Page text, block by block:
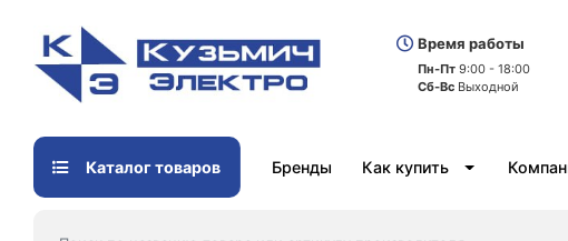
Время работы
Пн-Пт 9:00 - 18:00
Сб-Вс Выходной
Каталог товаров Бренды Как купить